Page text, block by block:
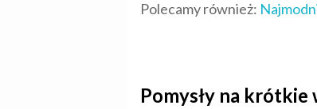
Polecamy również:
Pomysły na